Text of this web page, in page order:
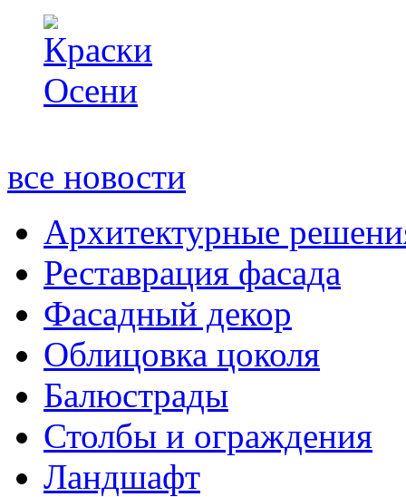
все новости
Архитектурные
Реставрация фасада
Фасадный декор
Облицовка цоколя
Балюстрады
Столбы и ограждения
Ландшафт